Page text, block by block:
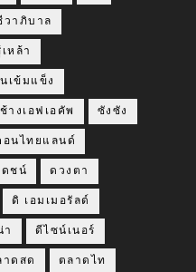
วาภิบาล
หล้า
เข้มแข็ง
ช้างเอฟเอคัพ ซังซัง
นไทยแลนด์
ดชน์ ดวงตา
ดิ เอมเมอรัลด์
า ดีไซน์เนอร์
าดสด ตลาดไท